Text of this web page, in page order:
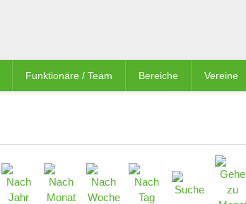
Funktionäre / Team Bereiche Vereine